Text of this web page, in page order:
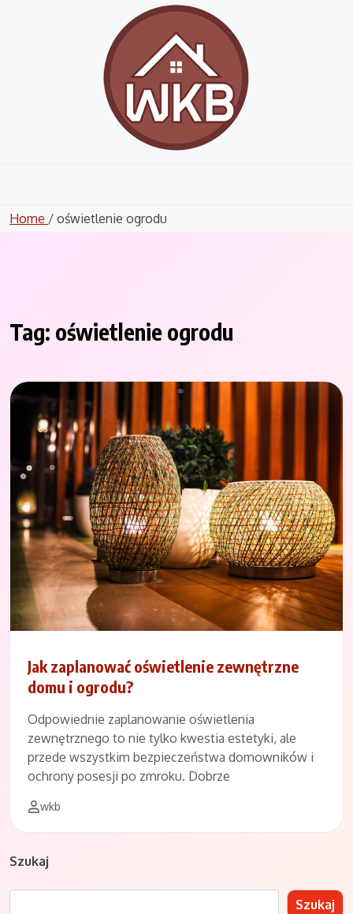
Home / oświetlenie ogrodu
Tag: oświetlenie ogrodu
Jak zaplanować oświetlenie zewnętrzne
domu i ogrodu?
Odpowiednie zaplanowanie oświetlenia
zewnętrznego to nie tylko kwestia estetyki, ale
przede wszystkim bezpieczeństwa domowników i
ochrony posesji po zmroku. Dobrze
wkb
Szukaj
Szukaj